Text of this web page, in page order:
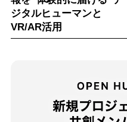
ジタルヒューマンと
VR/AR活用